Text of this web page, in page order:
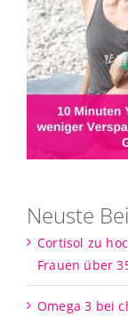
Neuste
Cortisol zu
Frauen über
Omega 3 bei